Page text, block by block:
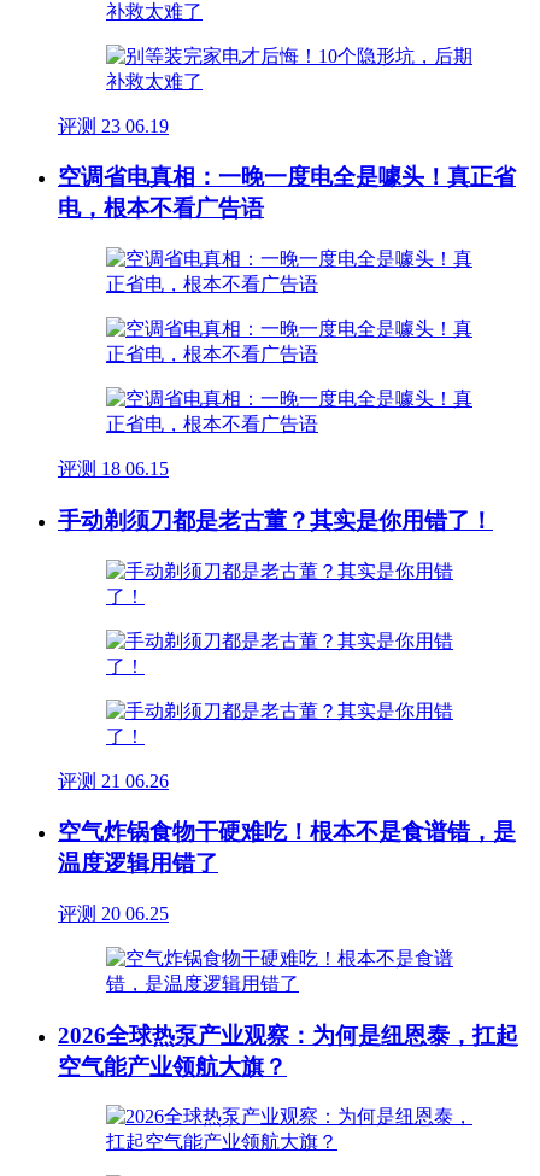
评测 23 06.19
空调省电真相：一晚一度电全是噱头！真正省
电，根本不看广告语
评测 18 06.15
手动剃须刀都是老古董？其实是你用错了！
评测 21 06.26
空气炸锅食物干硬难吃！根本不是食谱错，是
温度逻辑用错了
评测 20 06.25
2026全球热泵产业观察：为何是纽恩泰，扛起
空气能产业领航大旗？